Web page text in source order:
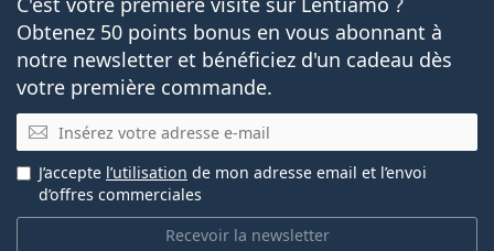
Obtenez 50 points bonus en vous abonnant à
notre newsletter et bénéficiez d'un cadeau dès
votre première commande.
E-mail
Recevoir la newsletter
J’accepte l’utilisation de mon adresse email et l’envoi
d’offres commerciales